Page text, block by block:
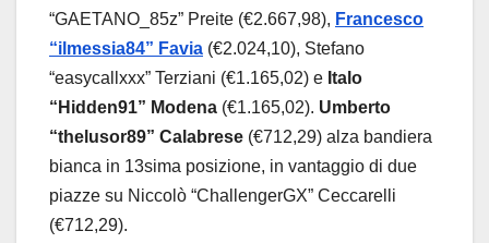
“GAETANO_85z” Preite (€2.667,98), Francesco
“ilmessia84” Favia (€2.024,10), Stefano
“easycallxxx” Terziani (€1.165,02) e Italo
“Hidden91” Modena (€1.165,02). Umberto
“thelusor89” Calabrese (€712,29) alza bandiera
bianca in 13sima posizione, in vantaggio di due
piazze su Niccolò “ChallengerGX” Ceccarelli
(€712,29).